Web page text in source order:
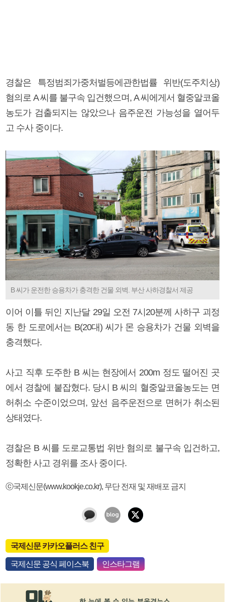
경찰은 특정범죄가중처벌등에관한법률 위반(도주치상)
혐의로 A 씨를 불구속 입건했으며, A 씨에게서 혈중알코올
농도가 검출되지는 않았으나 음주운전 가능성을 열어두
고 수사 중이다.
B 씨가 운전한 승용차가 충격한 건물 외벽. 부산 사하경찰서 제공
이어 이틀 뒤인 지난달 29일 오전 7시20분께 사하구 괴정
동 한 도로에서는 B(20대) 씨가 몬 승용차가 건물 외벽을
충격했다.
사고 직후 도주한 B 씨는 현장에서 200m 정도 떨어진 곳
에서 경찰에 붙잡혔다. 당시 B 씨의 혈중알코올농도는 면
허취소 수준이었으며, 앞선 음주운전으로 면허가 취소된
상태였다.
경찰은 B 씨를 도로교통법 위반 혐의로 불구속 입건하고,
정확한 사고 경위를 조사 중이다.
ⓒ국제신문(www.kookje.co.kr), 무단 전재 및 재배포 금지
국제신문 카카오플러스 친구
국제신문 공식 페이스북 인스타그램